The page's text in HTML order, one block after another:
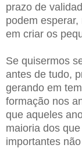
prazo de
podem
em criar os
Se quisermos
antes de tudo,
gerando em
formação nos
que aqueles
maioria dos
importantes